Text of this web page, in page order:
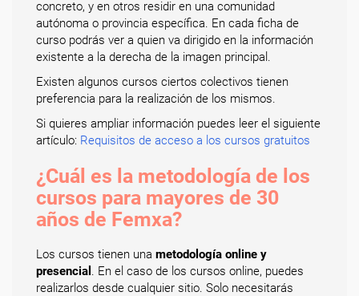
concreto, y en otros residir en una comunidad
autónoma o provincia específica. En cada ficha de
curso podrás ver a quien va dirigido en la información
existente a la derecha de la imagen principal.
Existen algunos cursos ciertos colectivos tienen
preferencia para la realización de los mismos.
Si quieres ampliar información puedes leer el siguiente
artículo: Requisitos de acceso a los cursos gratuitos
¿Cuál es la metodología de los
cursos para mayores de 30
años de Femxa?
Los cursos tienen una metodología online y
presencial . En el caso de los cursos online, puedes
realizarlos desde cualquier sitio. Solo necesitarás